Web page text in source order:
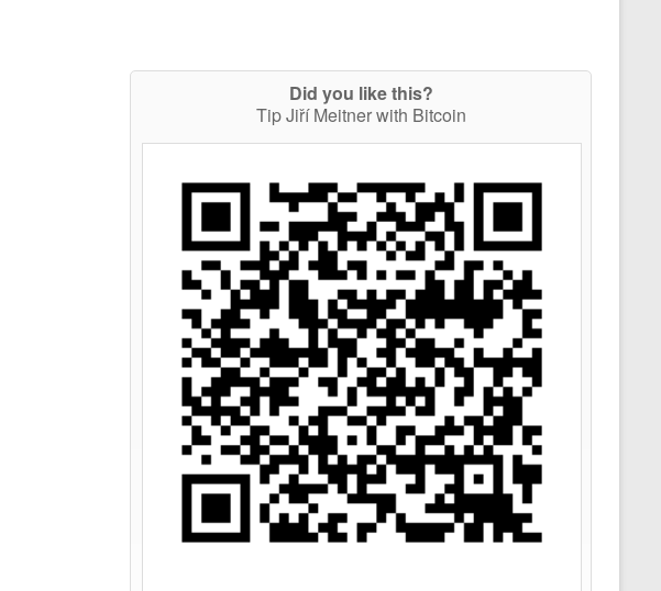
Did you like this?
Tip Jiří Meitner with Bitcoin